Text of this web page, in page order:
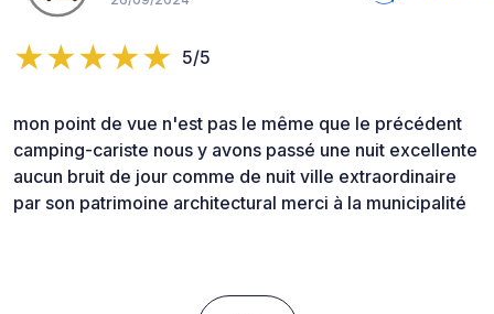
5/5
mon point de vue n'est pas le même que le précédent
camping-cariste nous y avons passé une nuit excellente
aucun bruit de jour comme de nuit ville extraordinaire
par son patrimoine architectural merci à la municipalité